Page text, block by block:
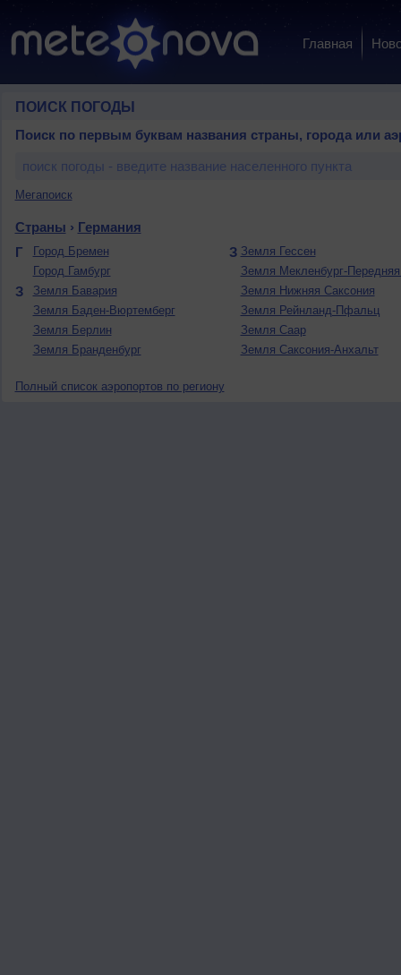
Главная
ПОИСК ПОГОДЫ
Поиск по первым буквам названия страны, города или
Мегапоиск
Страны › Германия
Г
Город Бремен
Город Гамбург
З
Земля Бавария
Земля Баден-Вюртемберг
Земля Берлин
Земля Бранденбург
З Земля Гессен
Земля Мекленбург-
Земля Нижняя Саксония
Земля Рейнланд-Пфальц
Земля Саар
Земля Саксония-Анхальт
Полный список аэропортов по региону